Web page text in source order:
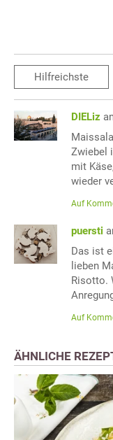
Hilfreichste
DIELiz
Zwiebel
mit
wieder
Auf
puersti
Das ist
lieben
Risotto.
Auf
ÄHNLICHE